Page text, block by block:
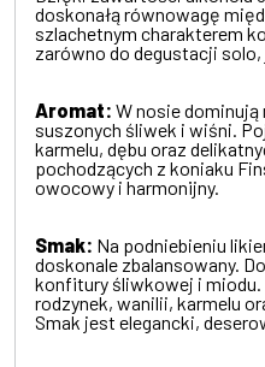
doskonałą równowagę
szlachetnym charakterem
zarówno do degustacji
Aromat: W nosie dominują
suszonych śliwek i wiśni.
karmelu, dębu oraz
pochodzących z koniaku
owocowy i harmonijny.
Smak: Na podniebieniu
doskonale zbalansowany.
konfitury śliwkowej i
rodzynek, wanilii, karmelu
Smak jest elegancki,